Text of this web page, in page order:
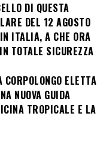
DI QUESTA
DEL 12 AGOSTO
ITALIA, A CHE ORA
TOTALE SICUREZZA
ELETTA
NUOVA GUIDA
TROPICALE E LA